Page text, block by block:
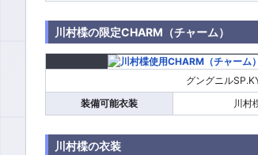
川村楪の限定CHARM（チャーム）
グングニル
装備可能衣装
川村
川村楪の衣装